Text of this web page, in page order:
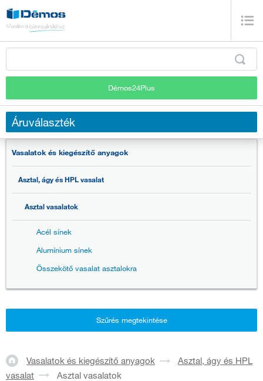
Démos24Plus
Áruválaszték
Vasalatok és kiegészítő anyagok
Asztal, ágy és HPL vasalat
Asztal vasalatok
Acél sínek
Alumínium sínek
Összekötő vasalat asztalokra
Szűrés megtekintése
Vasalatok és kiegészítő anyagok
Asztal, ágy és HPL
vasalat
Asztal vasalatok